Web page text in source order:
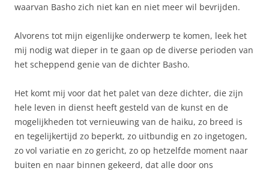
waarvan Basho zich niet kan en niet meer wil bevrijden.
Alvorens tot mijn eigenlijke onderwerp te komen, leek het
mij nodig wat dieper in te gaan op de diverse perioden van
het scheppend genie van de dichter Basho.
Het komt mij voor dat het palet van deze dichter, die zijn
hele leven in dienst heeft gesteld van de kunst en de
mogelijkheden tot vernieuwing van de haiku, zo breed is
en tegelijkertijd zo beperkt, zo uitbundig en zo ingetogen,
zo vol variatie en zo gericht, zo op hetzelfde moment naar
buiten en naar binnen gekeerd, dat alle door ons